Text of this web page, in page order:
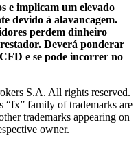
e implicam um elevado
devido à alavancagem.
perdem dinheiro
Deverá ponderar
e se pode incorrer no
S.A. All rights reserved.
family of trademarks are
trademarks appearing on
owner.